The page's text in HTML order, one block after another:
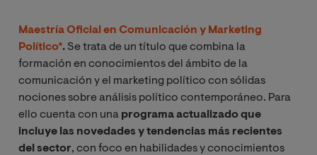
Maestría Oficial en Comunicación y Marketing
Político*. Se trata de un título que combina la
formación en conocimientos del ámbito de la
comunicación y el marketing político con sólidas
nociones sobre análisis político contemporáneo. Para
ello cuenta con una programa actualizado que
incluye las novedades y tendencias más recientes
del sector, con foco en habilidades y conocimientos